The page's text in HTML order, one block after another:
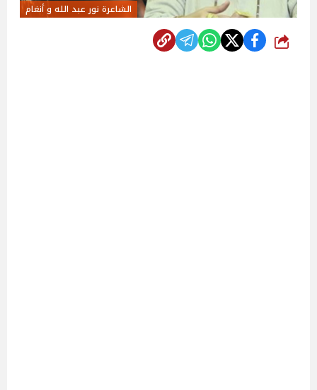
الشاعرة نور عبد الله و أنغام
شارك